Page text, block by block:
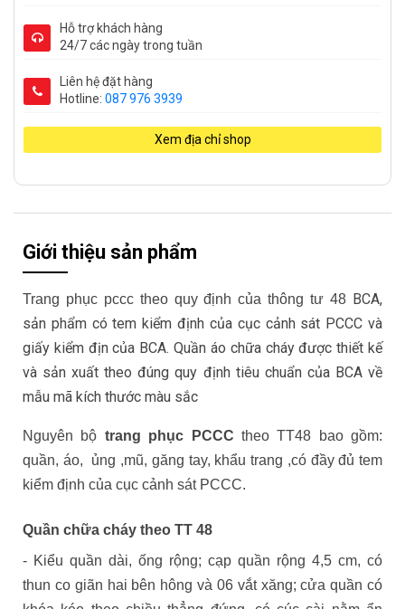
Hỗ trợ khách hàng
24/7 các ngày trong tuần
Liên hệ đặt hàng
Hotline: 087 976 3939
Xem địa chỉ shop
Giới thiệu sản phẩm
Trang phục pccc theo quy định của thông tư 48 BCA,
sản phẩm có tem kiểm định của cục cảnh sát PCCC và
giấy kiểm địn của BCA. Quần áo chữa cháy được thiết kế
và sản xuất theo đúng quy định tiêu chuẩn của BCA về
mẫu mã kích thước màu sắc
Nguyên bộ trang phục PCCC theo TT48 bao gồm:
quần, áo, ủng ,mũ, găng tay, khẩu trang ,có đầy đủ tem
kiểm định của cục cảnh sát PCCC.
Quần chữa cháy theo TT 48
- Kiểu quần dài, ống rộng; cạp quần rộng 4,5 cm, có
thun co giãn hai bên hông và 06 vắt xăng; cửa quần có